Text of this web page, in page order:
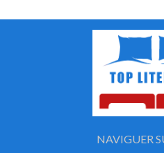
NAVIGUER